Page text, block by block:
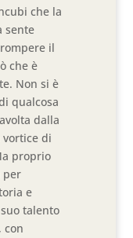
che la
sente
il
che è
Non si è
qualcosa
dalla
di
proprio
per
e
talento
con